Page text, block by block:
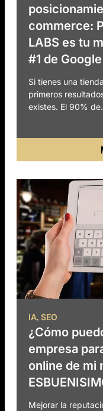
commerce:
LABS es tu
#1 de
Si tienes una
primeros
existes. El 90%
IA, SEO
¿Cómo
empresa
online de mi
Mejorar la